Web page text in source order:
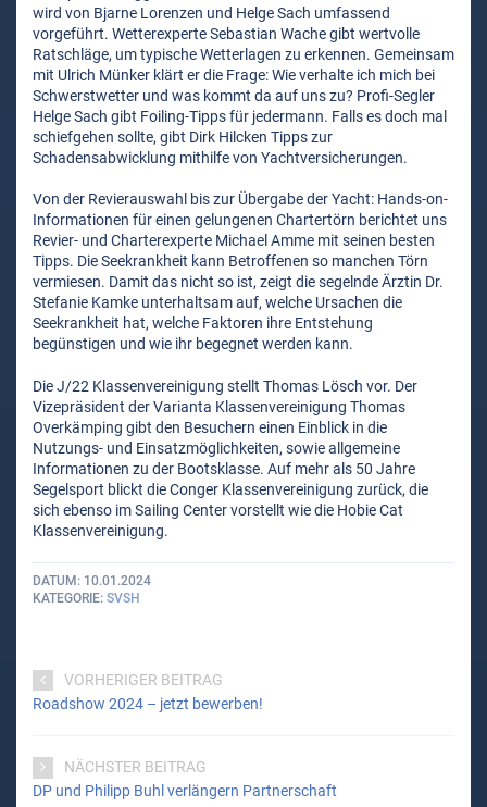
wird von Bjarne Lorenzen und Helge Sach umfassend
vorgeführt. Wetterexperte Sebastian Wache gibt wertvolle
Ratschläge, um typische Wetterlagen zu erkennen. Gemeinsam
mit Ulrich Münker klärt er die Frage: Wie verhalte ich mich bei
Schwerstwetter und was kommt da auf uns zu? Profi-Segler
Helge Sach gibt Foiling-Tipps für jedermann. Falls es doch mal
schiefgehen sollte, gibt Dirk Hilcken Tipps zur
Schadensabwicklung mithilfe von Yachtversicherungen.
Von der Revierauswahl bis zur Übergabe der Yacht: Hands-on-
Informationen für einen gelungenen Chartertörn berichtet uns
Revier- und Charterexperte Michael Amme mit seinen besten
Tipps. Die Seekrankheit kann Betroffenen so manchen Törn
vermiesen. Damit das nicht so ist, zeigt die segelnde Ärztin Dr.
Stefanie Kamke unterhaltsam auf, welche Ursachen die
Seekrankheit hat, welche Faktoren ihre Entstehung
begünstigen und wie ihr begegnet werden kann.
Die J/22 Klassenvereinigung stellt Thomas Lösch vor. Der
Vizepräsident der Varianta Klassenvereinigung Thomas
Overkämping gibt den Besuchern einen Einblick in die
Nutzungs- und Einsatzmöglichkeiten, sowie allgemeine
Informationen zu der Bootsklasse. Auf mehr als 50 Jahre
Segelsport blickt die Conger Klassenvereinigung zurück, die
sich ebenso im Sailing Center vorstellt wie die Hobie Cat
Klassenvereinigung.
DATUM
10.01.2024
KATEGORIE SVSH
VORHERIGER BEITRAG
Roadshow 2024 – jetzt bewerben!
NÄCHSTER BEITRAG
DP und Philipp Buhl verlängern Partnerschaft